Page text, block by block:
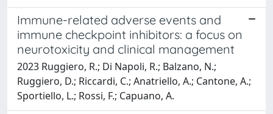
Immune-related adverse events and
immune checkpoint inhibitors: a focus on
neurotoxicity and clinical management
2023 Ruggiero, R.; Di Napoli, R.; Balzano, N.;
Ruggiero, D.; Riccardi, C.; Anatriello, A.; Cantone, A.;
Sportiello, L.; Rossi, F.; Capuano, A.